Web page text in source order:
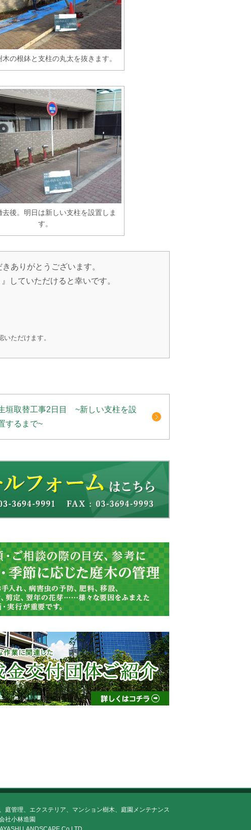
の根鉢と支柱の丸太を抜きます。
去後。明日は新しい支柱を設置しま
す。
ありがとうございます。
していただけると幸いです。
ただけます。
垣取替工事2日目 ~新しい支柱を設
するまで~
庭管理、エクステリア、マンション樹木、庭園メンテナンス
社小林造園